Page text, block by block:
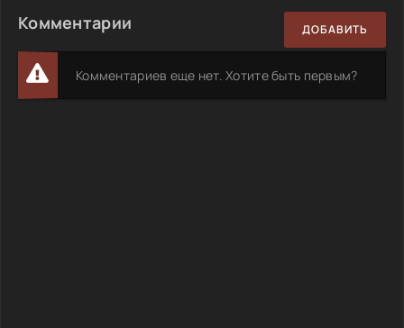
Комментарии ДОБАВИТЬ
Комментариев еще нет. Хотите быть первым?